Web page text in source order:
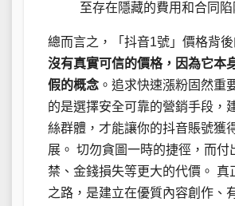
至存在隱藏的費用和合同陷
總而言之，「抖音1號」價格背後
沒有真實可信的價格，因為它本
假的概念 。追求快速漲粉固然重
的是選擇安全可靠的營銷手段，
絲群體，才能讓你的抖音賬號獲
展。 切勿貪圖一時的捷徑，而付
禁、金錢損失等更大的代價。 真
之路，是建立在優質內容創作、